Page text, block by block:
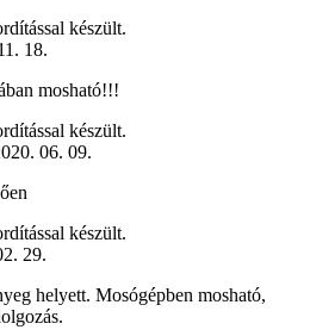
készült.
18.
mosható!!!
készült.
06. 09.
készült.
29.
helyett. Mosógépben mosható,